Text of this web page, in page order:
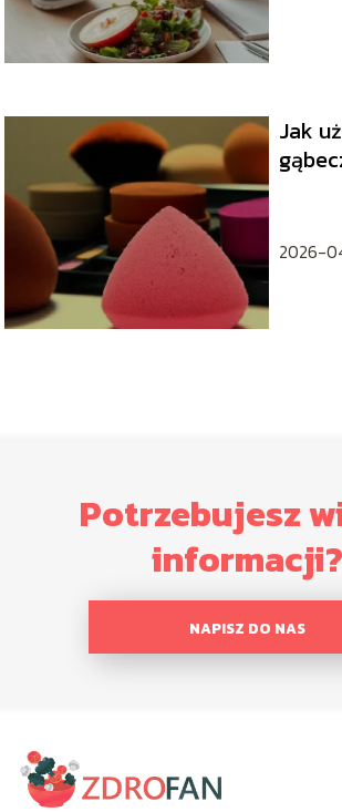
Jak
2026-
Potrzebujesz
informacji?
NAPISZ DO NAS